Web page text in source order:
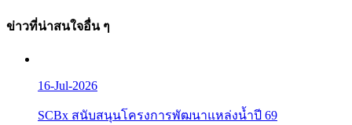
ข่าวที่น่าสนใจอื่น ๆ
16-Jul-2026
SCBx สนับสนุนโครงการพัฒนาแหล่งน้ำปี 69